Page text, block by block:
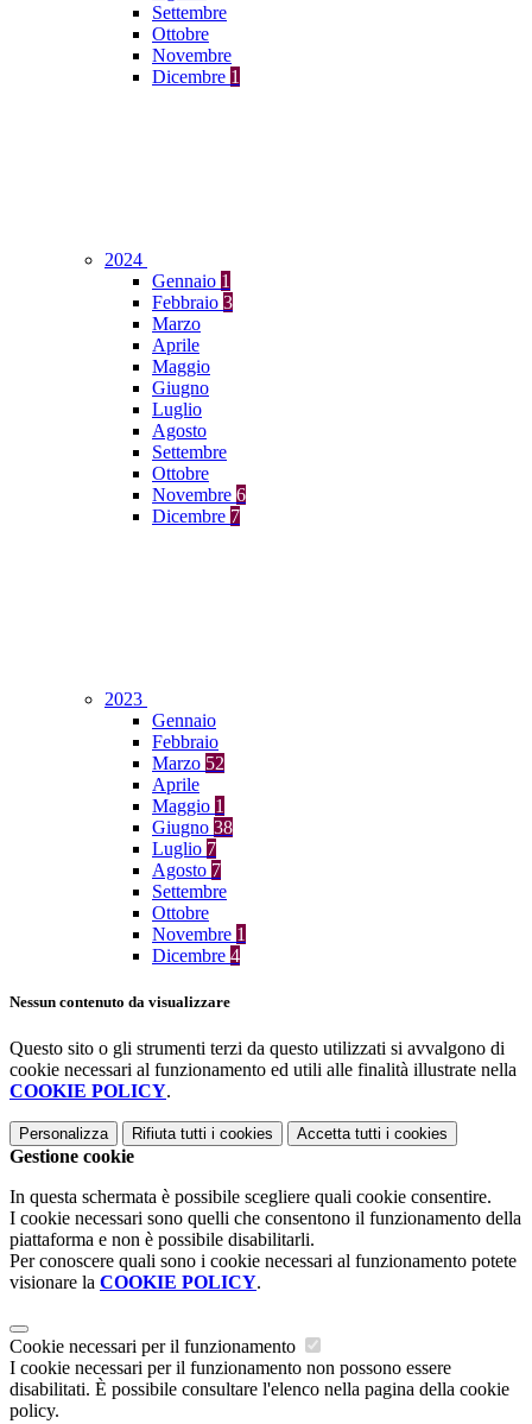
Settembre
Ottobre
Novembre
Dicembre 1
2024
Gennaio 1
Febbraio 3
Marzo
Aprile
Maggio
Giugno
Luglio
Agosto
Settembre
Ottobre
Novembre 6
Dicembre 7
2023
Gennaio
Febbraio
Marzo 52
Aprile
Maggio 1
Giugno 38
Luglio 7
Agosto 7
Settembre
Ottobre
Novembre 1
Dicembre 4
Nessun contenuto da visualizzare
Questo sito o gli strumenti terzi da questo utilizzati si avvalgono di
cookie necessari al funzionamento ed utili alle finalità illustrate nella
COOKIE POLICY.
Personalizza Rifiuta tutti i cookies Accetta tutti i cookies
Gestione cookie
In questa schermata è possibile scegliere quali cookie consentire.
I cookie necessari sono quelli che consentono il funzionamento della
piattaforma e non è possibile disabilitarli.
Per conoscere quali sono i cookie necessari al funzionamento potete
visionare la COOKIE POLICY.
Cookie necessari per il funzionamento
I cookie necessari per il funzionamento non possono essere
disabilitati. È possibile consultare l'elenco nella pagina della cookie
policy.